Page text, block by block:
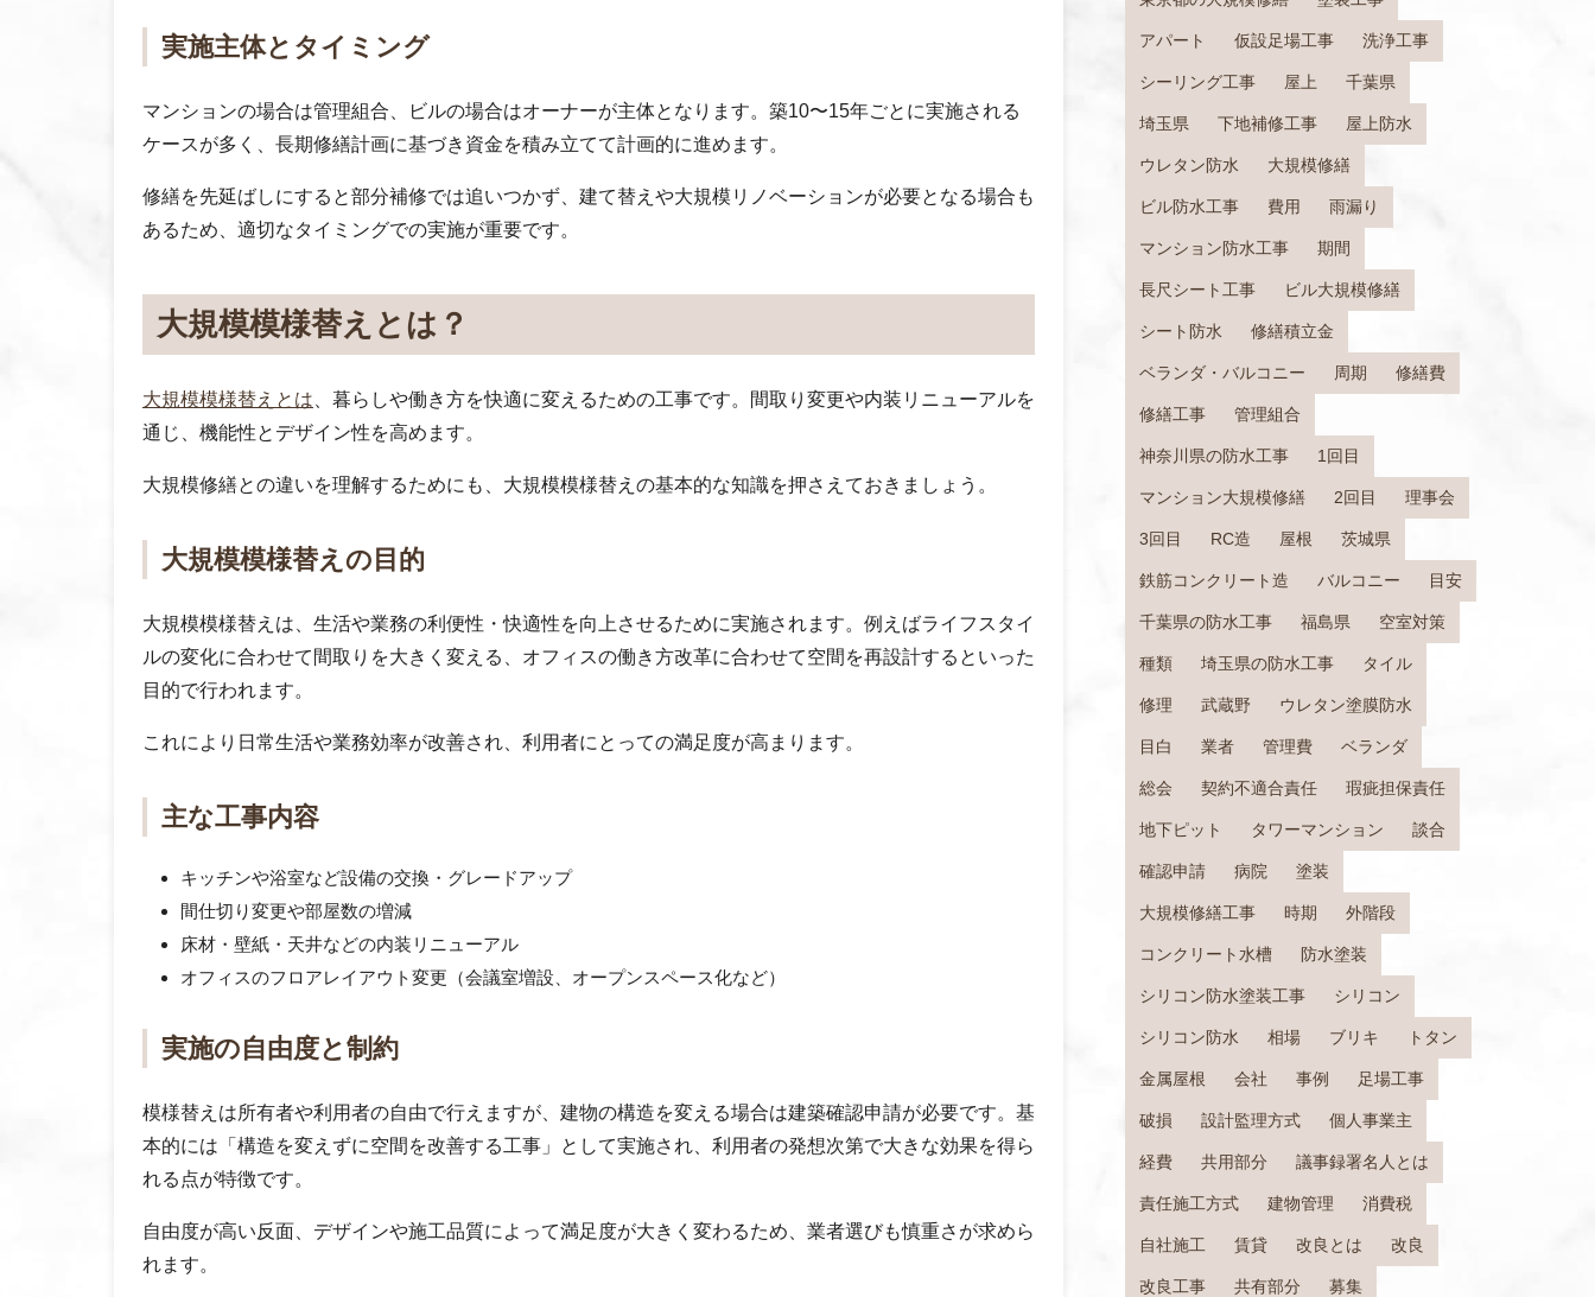
実施主体とタイミング
マンションの場合は管理組合、ビルの場合はオーナーが主体となります。築10〜15年ごとに実施される
ケースが多く、長期修繕計画に基づき資金を積み立てて計画的に進めます。
修繕を先延ばしにすると部分補修では追いつかず、建て替えや大規模リノベーションが必要となる場合も
あるため、適切なタイミングでの実施が重要です。
大規模模様替えとは？
大規模模様替えとは 、暮らしや働き方を快適に変えるための工事です。間取り変更や内装リニューアルを
通じ、機能性とデザイン性を高めます。
大規模修繕との違いを理解するためにも、大規模模様替えの基本的な知識を押さえておきましょう。
大規模模様替えの目的
大規模模様替えは、生活や業務の利便性・快適性を向上させるために実施されます。例えばライフスタイ
ルの変化に合わせて間取りを大きく変える、オフィスの働き方改革に合わせて空間を再設計するといった
目的で行われます。
これにより日常生活や業務効率が改善され、利用者にとっての満足度が高まります。
主な工事内容
キッチンや浴室など設備の交換・グレードアップ
間仕切り変更や部屋数の増減
床材・壁紙・天井などの内装リニューアル
オフィスのフロアレイアウト変更（会議室増設、オープンスペース化など）
実施の自由度と制約
模様替えは所有者や利用者の自由で行えますが、建物の構造を変える場合は建築確認申請が必要です。基
本的には「構造を変えずに空間を改善する工事」として実施され、利用者の発想次第で大きな効果を得ら
れる点が特徴です。
自由度が高い反面、デザインや施工品質によって満足度が大きく変わるため、業者選びも慎重さが求めら
れます。
アパート 仮設足場工事 洗浄工事
シーリング工事 屋上 千葉県
埼玉県 下地補修工事 屋上防水
ウレタン防水 大規模修繕
ビル防水工事 費用 雨漏り
マンション防水工事 期間
長尺シート工事 ビル大規模修繕
シート防水 修繕積立金
ベランダ・バルコニー 周期 修繕費
修繕工事 管理組合
神奈川県の防水工事 1回目
マンション大規模修繕 2回目 理事会
3回目 RC造 屋根 茨城県
鉄筋コンクリート造 バルコニー 目安
千葉県の防水工事 福島県 空室対策
種類 埼玉県の防水工事 タイル
修理 武蔵野 ウレタン塗膜防水
目白 業者 管理費 ベランダ
総会 契約不適合責任 瑕疵担保責任
地下ピット タワーマンション 談合
確認申請 病院 塗装
大規模修繕工事 時期 外階段
コンクリート水槽 防水塗装
シリコン防水塗装工事 シリコン
シリコン防水 相場 ブリキ トタン
金属屋根 会社 事例 足場工事
破損 設計監理方式 個人事業主
経費 共用部分 議事録署名人とは
責任施工方式 建物管理 消費税
自社施工 賃貸 改良とは 改良
改良工事 共有部分 募集